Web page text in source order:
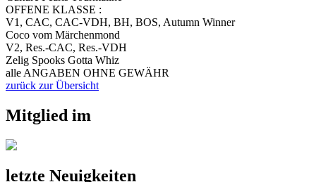
OFFENE KLASSE :
V1, CAC, CAC-VDH, BH, BOS, Autumn Winner
Coco vom Märchenmond
V2, Res.-CAC, Res.-VDH
Zelig Spooks Gotta Whiz
alle ANGABEN OHNE GEWÄHR
zurück zur Übersicht
Mitglied im
letzte Neuigkeiten